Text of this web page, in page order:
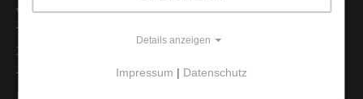
Van der Heijden Labortechnik GmbH
Tramsmeiers Berg 2
32694 Dörentrup
Tel.: 05265 - 945 52-0
Details anzeigen
Impressum | Datenschutz